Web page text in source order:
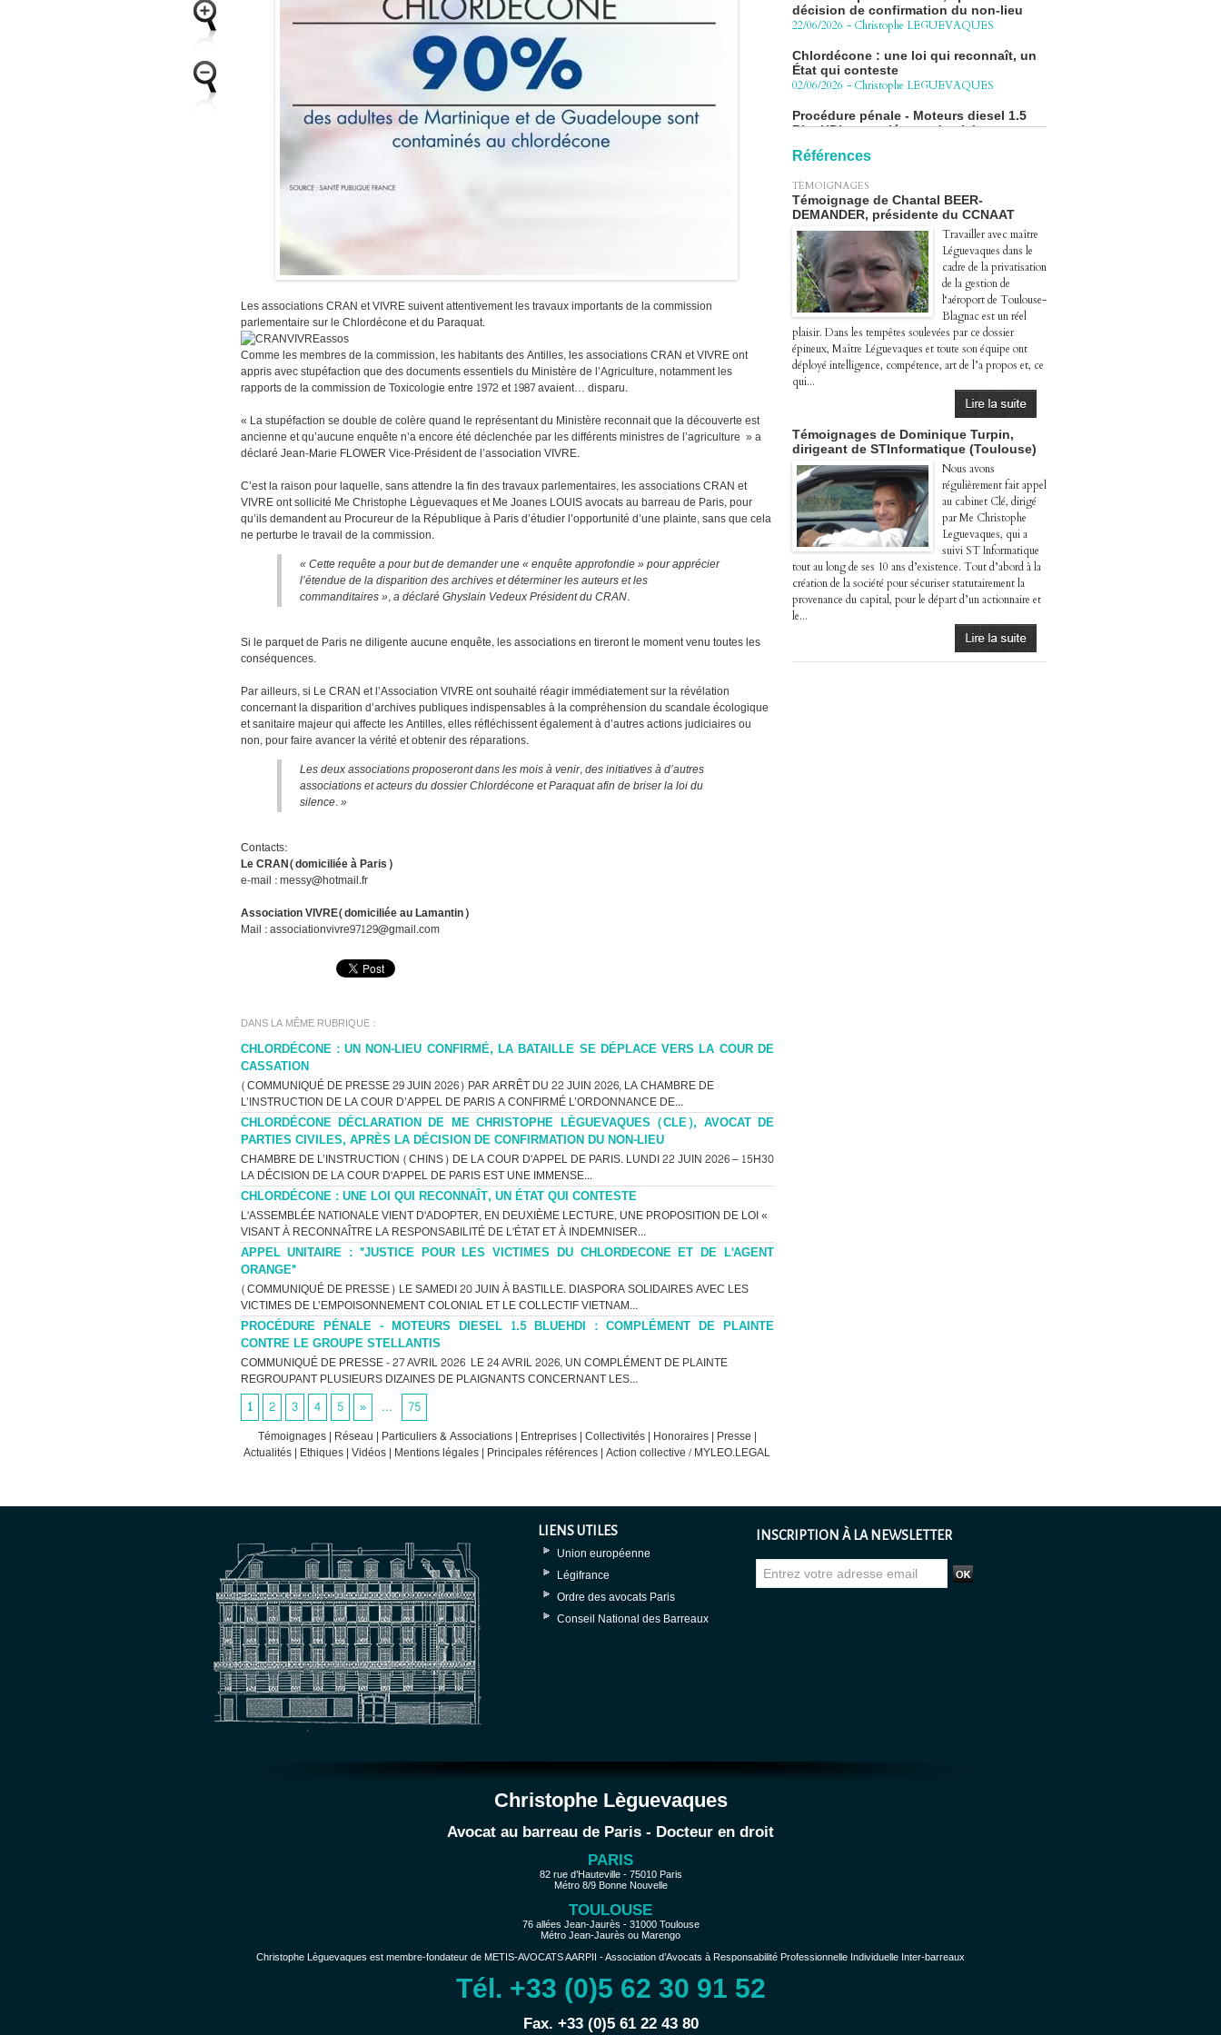
Les associations CRAN et VIVRE suivent attentivement les travaux importants de la commission
parlementaire sur le Chlordécone et du Paraquat.
Comme les membres de la commission, les habitants des Antilles, les associations CRAN et VIVRE ont
appris avec stupéfaction que des documents essentiels du Ministère de l’Agriculture, notamment les
rapports de la commission de Toxicologie entre 1972 et 1987 avaient… disparu.
« La stupéfaction se double de colère quand le représentant du Ministère reconnait que la découverte est
ancienne et qu’aucune enquête n’a encore été déclenchée par les différents ministres de l’agriculture » a
déclaré Jean-Marie FLOWER Vice-Président de l’association VIVRE.
C’est la raison pour laquelle, sans attendre la fin des travaux parlementaires, les associations CRAN et
VIVRE ont sollicité Me Christophe Lèguevaques et Me Joanes LOUIS avocats au barreau de Paris, pour
qu’ils demandent au Procureur de la République à Paris d’étudier l’opportunité d’une plainte, sans que cela
ne perturbe le travail de la commission.
« Cette requête a pour but de demander une « enquête approfondie » pour apprécier
l’étendue de la disparition des archives et déterminer les auteurs et les
commanditaires », a déclaré Ghyslain Vedeux Président du CRAN.
Si le parquet de Paris ne diligente aucune enquête, les associations en tireront le moment venu toutes les
conséquences.
Par ailleurs, si Le CRAN et l’Association VIVRE ont souhaité réagir immédiatement sur la révélation
concernant la disparition d’archives publiques indispensables à la compréhension du scandale écologique
et sanitaire majeur qui affecte les Antilles, elles réfléchissent également à d’autres actions judiciaires ou
non, pour faire avancer la vérité et obtenir des réparations.
Les deux associations proposeront dans les mois à venir, des initiatives à d’autres
associations et acteurs du dossier Chlordécone et Paraquat afin de briser la loi du
silence. »
Contacts:
Le CRAN(domiciliée à Paris)
e-mail : messy@hotmail.fr
Association VIVRE(domiciliée au Lamantin)
Mail : associationvivre97129@gmail.com
DANS LA MÊME RUBRIQUE :
CHLORDÉCONE : UN NON-LIEU CONFIRMÉ, LA BATAILLE SE DÉPLACE VERS LA COUR DE
CASSATION
(COMMUNIQUÉ DE PRESSE 29 JUIN 2026) PAR ARRÊT DU 22 JUIN 2026, LA CHAMBRE DE
L’INSTRUCTION DE LA COUR D’APPEL DE PARIS A CONFIRMÉ L’ORDONNANCE DE...
CHLORDÉCONE DÉCLARATION DE ME CHRISTOPHE LÈGUEVAQUES (CLE), AVOCAT DE
PARTIES CIVILES, APRÈS LA DÉCISION DE CONFIRMATION DU NON-LIEU
CHAMBRE DE L’INSTRUCTION (CHINS) DE LA COUR D'APPEL DE PARIS. LUNDI 22 JUIN 2026 – 15H30
LA DÉCISION DE LA COUR D'APPEL DE PARIS EST UNE IMMENSE...
CHLORDÉCONE : UNE LOI QUI RECONNAÎT, UN ÉTAT QUI CONTESTE
L'ASSEMBLÉE NATIONALE VIENT D'ADOPTER, EN DEUXIÈME LECTURE, UNE PROPOSITION DE LOI «
VISANT À RECONNAÎTRE LA RESPONSABILITÉ DE L'ÉTAT ET À INDEMNISER...
APPEL UNITAIRE : "JUSTICE POUR LES VICTIMES DU CHLORDECONE ET DE L'AGENT
ORANGE"
(COMMUNIQUÉ DE PRESSE) LE SAMEDI 20 JUIN À BASTILLE. DIASPORA SOLIDAIRES AVEC LES
VICTIMES DE L’EMPOISONNEMENT COLONIAL ET LE COLLECTIF VIETNAM...
PROCÉDURE PÉNALE - MOTEURS DIESEL 1.5 BLUEHDI : COMPLÉMENT DE PLAINTE
CONTRE LE GROUPE STELLANTIS
COMMUNIQUÉ DE PRESSE - 27 AVRIL 2026 LE 24 AVRIL 2026, UN COMPLÉMENT DE PLAINTE
REGROUPANT PLUSIEURS DIZAINES DE PLAIGNANTS CONCERNANT LES...
1 2 3 4 5 » ... 75
Témoignages| Réseau | Particuliers & Associations| Entreprises|Collectivités| Honoraires| Presse |
Actualités| Ethiques|Vidéos| Mentions légales| Principales références|Action collective / MYLEO.LEGAL
Chlordécone : une loi qui reconnaît, un
02/06/2026 -Christophe LEGUEVAQUES
Procédure pénale - Moteurs diesel 1.5
le Groupe STELLANTIS
Péage autoroute : tout savoir (ou
presque) sur l'action collective ouverte
le 2 avril
07/04/2026 -Christophe LEGUEVAQUES
Références
TÉMOIGNAGES
Témoignage de Chantal BEER-
DEMANDER, présidente du CCNAAT
Travailler avec maître
Léguevaques dans le
cadre de la privatisation
de la gestion de
l‘aéroport de Toulouse-
Blagnac est un réel
plaisir. Dans les tempêtes soulevées par ce dossier
épineux, Maître Léguevaques et toute son équipe ont
déployé intelligence, compétence, art de l’a propos et, ce
qui...
Témoignages de Dominique Turpin,
dirigeant de STInformatique (Toulouse)
Nous avons
régulièrement fait appel
au cabinet Clé, dirigé
par Me Christophe
Leguevaques, qui a
suivi ST Informatique
tout au long de ses 10 ans d’existence. Tout d’abord à la
création de la société pour sécuriser statutairement la
provenance du capital, pour le départ d’un actionnaire et
le...
LIENS UTILES
Union européenne
Légifrance
Ordre des avocats Paris
Conseil National des Barreaux
INSCRIPTION À LA NEWSLETTER
Christophe Lèguevaques
Avocat au barreau de Paris - Docteur en droit
PARIS
82 rue d’Hauteville - 75010 Paris
Métro 8/9 Bonne Nouvelle
TOULOUSE
76 allées Jean-Jaurès - 31000 Toulouse
Métro Jean-Jaurès ou Marengo
Christophe Lèguevaques est membre-fondateur de METIS-AVOCATS AARPII - Association d’Avocats à Responsabilité Professionnelle Individuelle Inter-barreaux
Tél. +33 (0)5 62 30 91 52
−
Fax. +33 (0)5 61 22 43 80